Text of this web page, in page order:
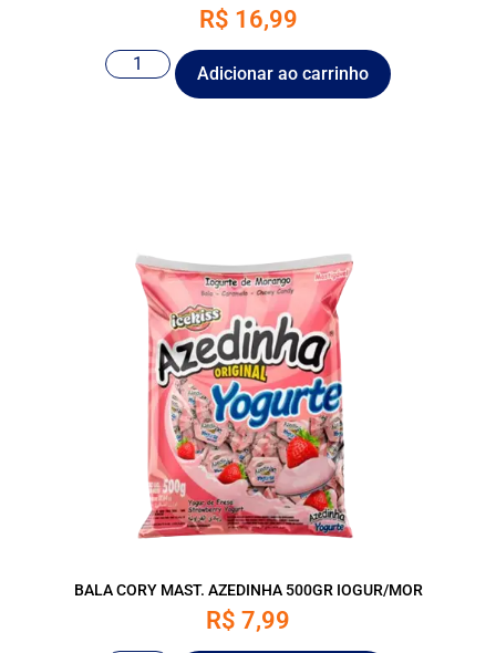
R$ 16,99
Adicionar ao carrinho
BALA CORY MAST. AZEDINHA 500GR IOGUR/MOR
R$ 7,99